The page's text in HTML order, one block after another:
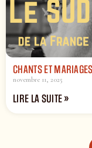
CHANTS ET
novembre 11, 2025
LIRE LA SUITE »